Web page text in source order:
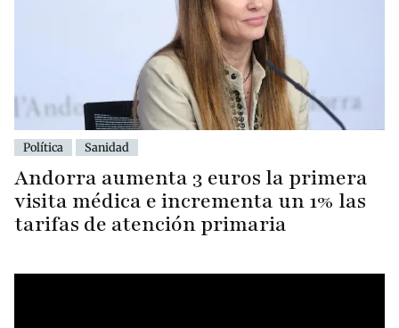
Política Sanidad
Andorra aumenta 3 euros la primera
visita médica e incrementa un 1% las
tarifas de atención primaria